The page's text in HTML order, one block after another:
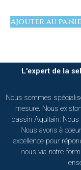
Ajouter au
L'expert de la
Nous sommes
mesure. Nous
bassin Aquitain.
Nous avons à
excellence pour
nous via notre